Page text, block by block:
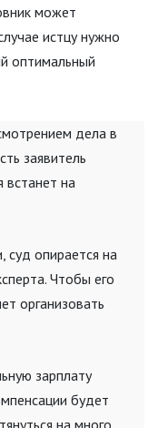
может
истцу нужно
оптимальный
дела в
заявитель
встанет на
суд опирается на
Чтобы его
организовать
зарплату
будет
на много